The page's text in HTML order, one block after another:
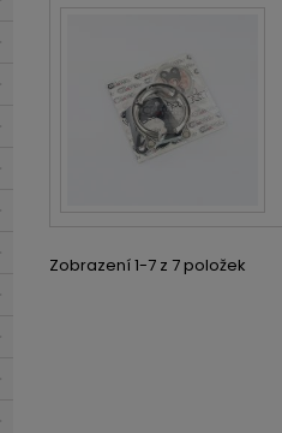
Zobrazení 1-7 z 7 položek